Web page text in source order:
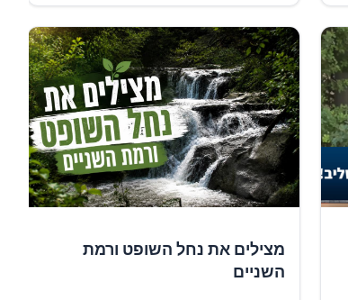
מצילים את נחל השופט ורמת
השניים